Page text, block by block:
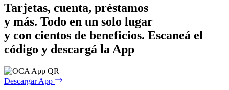
Tarjetas, cuenta, préstamos
y más. Todo en un solo lugar
y con cientos de beneficios. Escaneá el
código y descargá la App
Descargar App